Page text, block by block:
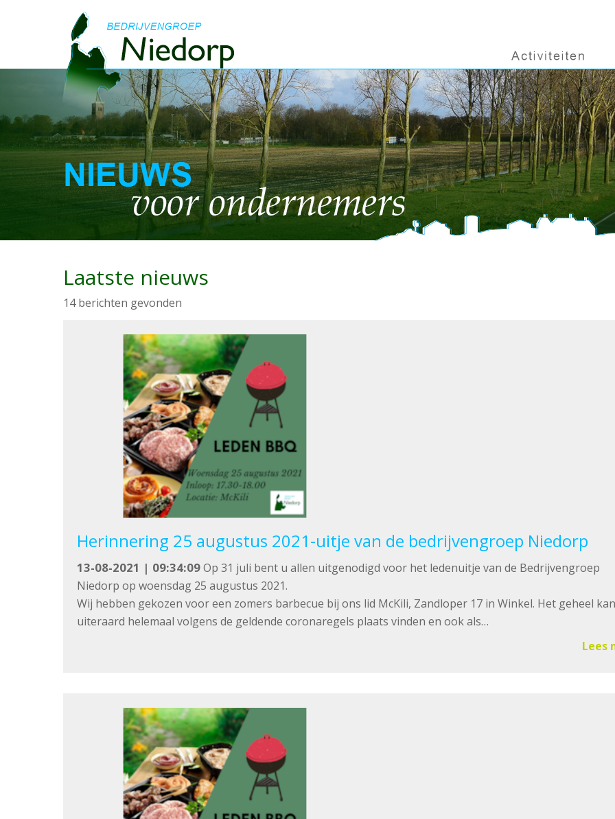
Laatste nieuws
14 berichten gevonden
Herinnering 25 augustus 2021-uitje van de bedrijvengroep Niedorp
13-08-2021 | 09:34:09Op 31 juli bent u allen uitgenodigd voor het ledenuitje van de Bedrijvengroep
Niedorp op woensdag 25 augustus 2021.
Wij hebben gekozen voor een zomers barbecue bij ons lid McKili, Zandloper 17 in Winkel. Het geheel kan
uiteraard helemaal volgens de geldende coronaregels plaats vinden en ook als…
Lees